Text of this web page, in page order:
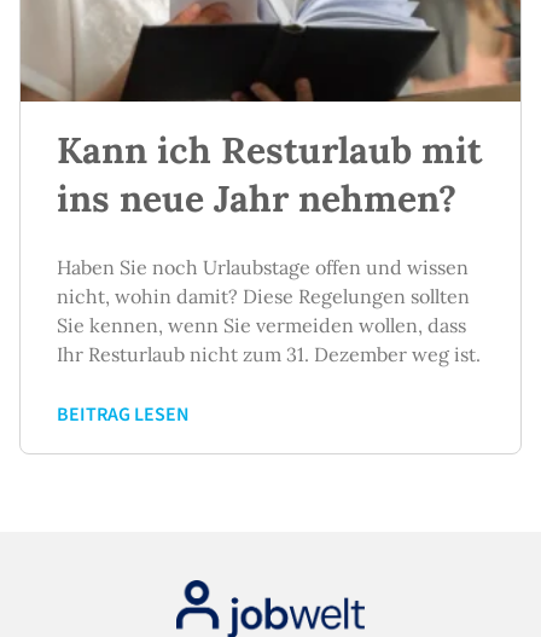
Kann ich Resturlaub mit
ins neue Jahr nehmen?
Haben Sie noch Urlaubstage offen und wissen
nicht, wohin damit? Diese Regelungen sollten
Sie kennen, wenn Sie vermeiden wollen, dass
Ihr Resturlaub nicht zum 31. Dezember weg ist.
BEITRAG LESEN